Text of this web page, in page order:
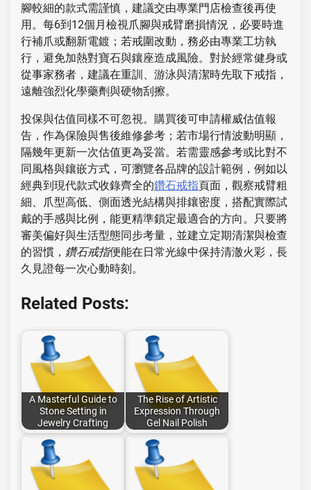
腳較細的款式需謹慎，建議交由專業門店檢查後再使
用。每6到12個月檢視爪腳與戒臂磨損情況，必要時進
行補爪或翻新電鍍；若戒圍改動，務必由專業工坊執
行，避免加熱對寶石與鑲座造成風險。對於經常健身或
從事家務者，建議在重訓、游泳與清潔時先取下戒指，
遠離強烈化學藥劑與硬物刮擦。
投保與估值同樣不可忽視。購買後可申請權威估值報
告，作為保險與售後維修參考；若市場行情波動明顯，
隔幾年更新一次估值更為妥當。若需靈感參考或比對不
同風格與鑲嵌方式，可瀏覽各品牌的設計範例，例如以
經典到現代款式收錄齊全的鑽石戒指頁面，觀察戒臂粗
細、爪型高低、側面透光結構與排鑲密度，搭配實際試
戴的手感與比例，能更精準鎖定最適合的方向。只要將
審美偏好與生活型態同步考量，並建立定期清潔與檢查
的習慣， 鑽石戒指便能在日常光線中保持清澈火彩，長
久見證每一次心動時刻。
Related Posts:
A Masterful Guide to
Stone Setting in
Jewelry Crafting
The Rise of Artistic
Expression Through
Gel Nail Polish